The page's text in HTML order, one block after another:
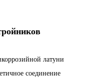
латуни
соединение